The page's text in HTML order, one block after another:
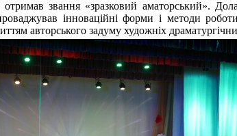
отримав звання «зразковий аматорський».
інноваційні форми і методи
авторського задуму художніх